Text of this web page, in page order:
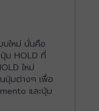
บใหม่ นั่นคือ
ม HOLD ที่
ใหม่
นปุ่มต่างๆ เพื่อ
และปุ่ม